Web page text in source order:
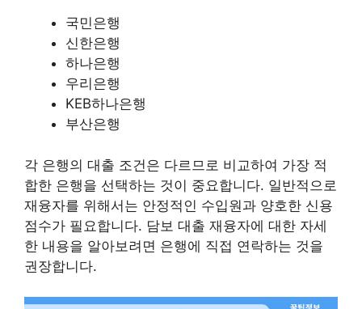
국민은행
신한은행
하나은행
우리은행
KEB하나은행
부산은행
각 은행의 대출 조건은 다르므로 비교하여 가장 적
합한 은행을 선택하는 것이 중요합니다. 일반적으로
재융자를 위해서는 안정적인 수입원과 양호한 신용
점수가 필요합니다. 담보 대출 재융자에 대한 자세
한 내용을 알아보려면 은행에 직접 연락하는 것을
권장합니다.